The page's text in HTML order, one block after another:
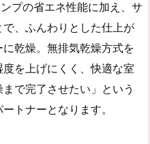
プの省エネ性能に加え、サ
、ふんわりとした仕上が
乾燥。無排気乾燥方式を
を上げにくく、快適な室
で完了させたい」という
トナーとなります。